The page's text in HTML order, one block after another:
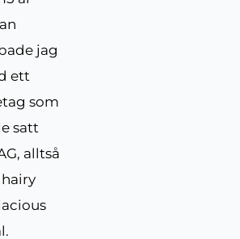
jag
ett
som
satt
alltså